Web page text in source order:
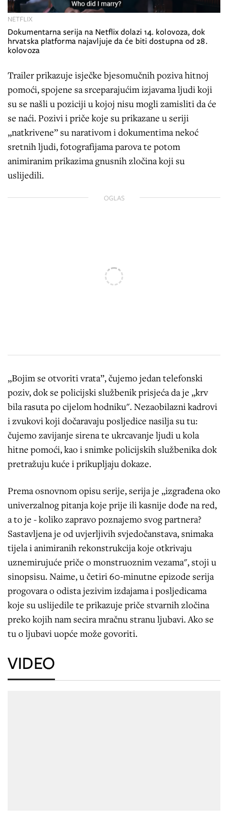
Dokumentarna serija na Netflix dolazi 14. kolovoza, dok
hrvatska platforma najavljuje da će biti dostupna od 28.
kolovoza
NETFLIX
Trailer prikazuje isječke bjesomučnih poziva hitnoj
pomoći, spojene sa srceparajućim izjavama ljudi koji
su se našli u poziciji u kojoj nisu mogli zamisliti da će
se naći. Pozivi i priče koje su prikazane u seriji
„natkrivene” su narativom i dokumentima nekoć
sretnih ljudi, fotografijama parova te potom
animiranim prikazima gnusnih zločina koji su
uslijedili.
OGLAS
„Bojim se otvoriti vrata”, čujemo jedan telefonski
poziv, dok se policijski službenik prisjeća da je „krv
bila rasuta po cijelom hodniku". Nezaobilazni kadrovi
i zvukovi koji dočaravaju posljedice nasilja su tu:
čujemo zavijanje sirena te ukrcavanje ljudi u kola
hitne pomoći, kao i snimke policijskih službenika dok
pretražuju kuće i prikupljaju dokaze.
Prema osnovnom opisu serije, serija je „izgrađena oko
univerzalnog pitanja koje prije ili kasnije dođe na red,
a to je - koliko zapravo poznajemo svog partnera?
Sastavljena je od uvjerljivih svjedočanstava, snimaka
tijela i animiranih rekonstrukcija koje otkrivaju
uznemirujuće priče o monstruoznim vezama", stoji u
sinopsisu. Naime, u četiri 60-minutne epizode serija
progovara o odista jezivim izdajama i posljedicama
koje su uslijedile te prikazuje priče stvarnih zločina
preko kojih nam secira mračnu stranu ljubavi. Ako se
tu o ljubavi uopće može govoriti.
VIDEO